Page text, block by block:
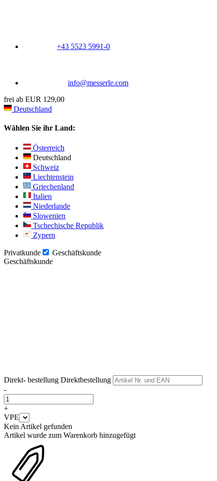
+43 5523 5991-0
info@messerle.com
frei ab EUR 129,00
Deutschland
Wählen Sie ihr Land:
Österreich
Deutschland
Schweiz
Liechtenstein
Griechenland
Italien
Niederlande
Slowenien
Tschechische Republik
Zypern
Privatkunde
Geschäftskunde
Geschäftskunde
Direkt- bestellung Direktbestellung
-
+
VPE
Kein Artikel gefunden
Artikel wurde zum Warenkorb hinzugefügt